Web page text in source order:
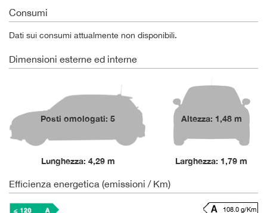
Consumi
Dati sui consumi attualmente non disponibili.
Dimensioni esterne ed interne
Posti omologati: 5
Lunghezza: 4,29 m
Altezza: 1,48 m
Larghezza: 1,79 m
Efficienza energetica (emissioni / Km)
108.0 g/Km